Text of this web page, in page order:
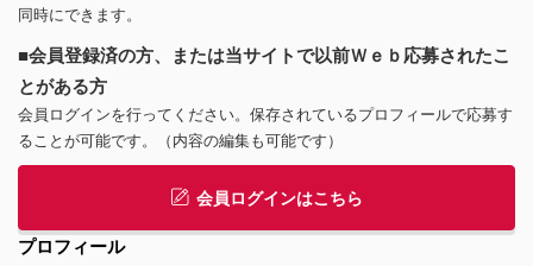
同時にできます。
■会員登録済の方、または当サイトで以前Ｗｅｂ応募されたこ
とがある方
会員ログインを行ってください。保存されているプロフィールで応募す
ることが可能です。（内容の編集も可能です）
会員ログインはこちら
プロフィール